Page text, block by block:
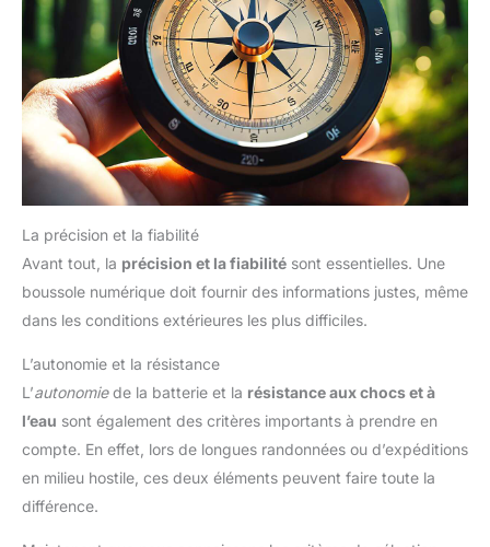
La précision et la fiabilité
Avant tout, la précision et la fiabilité sont essentielles. Une
boussole numérique doit fournir des informations justes, même
dans les conditions extérieures les plus difficiles.
L’autonomie et la résistance
L’autonomiede la batterie et la résistance aux chocs et à
l’eau sont également des critères importants à prendre en
compte. En effet, lors de longues randonnées ou d’expéditions
en milieu hostile, ces deux éléments peuvent faire toute la
différence.